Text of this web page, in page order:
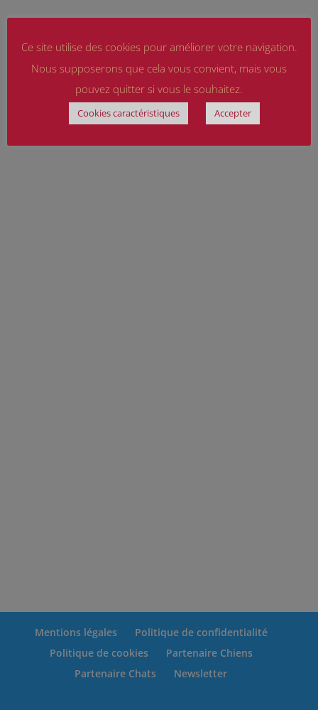
Mentions légales
Politique de confidentialité
Politique de cookies
Partenaire Chiens
Partenaire Chats
Newsletter
Ce site utilise des cookies pour améliorer votre navigation.
Nous supposerons que cela vous convient, mais vous
pouvez quitter si vous le souhaitez.
Cookies caractéristiques Accepter